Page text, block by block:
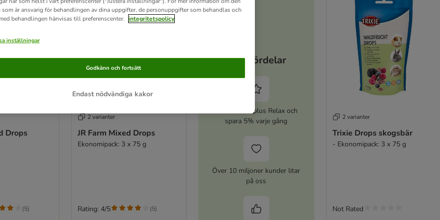
Drops
(5)
2 varianter
JR Farm Mixed Drops
Ekonomipack: 3 x 75 g
Rating: 4/5 (5)
Dina fördelar
Aktivera zooplus Relax och
spara 5% varje gång
Över 10 miljoner kunder litar
på oss
2 varianter
Trixie Drops skogsbär
- Ekonomipack: 3 x 75 g
Not Rated
som är ansvarig för behandlingen av dina uppgifter, de personuppgifter som behandlas och
behandlingen hänvisas till preferenscenter. integritetspolicy
inställningar
Endast nödvändiga kakor
Godkänn och fortsätt